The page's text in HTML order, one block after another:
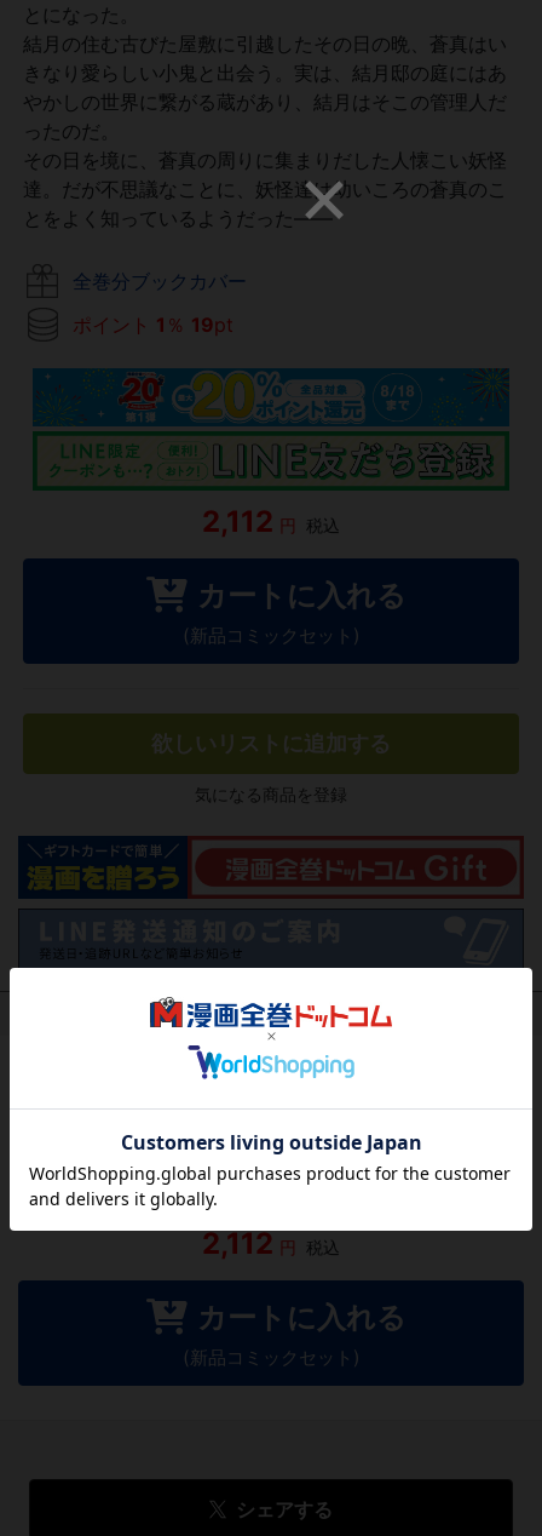
とになった。
結月の住む古びた屋敷に引越したその日の晩、蒼真はい
きなり愛らしい小鬼と出会う。実は、結月邸の庭にはあ
やかしの世界に繋がる蔵があり、結月はそこの管理人だ
ったのだ。
その日を境に、蒼真の周りに集まりだした人懐こい妖怪
達。だが不思議なことに、妖怪達は幼いころの蒼真のこ
とをよく知っているようだった――
全巻分ブックカバー
ポイント 1 ％ 19pt
2,112 円 税込
カートに入れる
(新品コミックセット)
欲しいリストに追加する
気になる商品を登録
（関連商品を含む）
この作品にはまだレビューがありません。 今後読まれる
レビューを書く
2,112 円 税込
カートに入れる
(新品コミックセット)
シェアする